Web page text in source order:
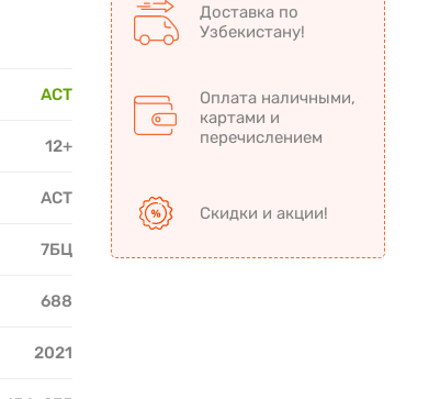
АСТ
12+
АСТ
7БЦ
688
2021
Доставка по
Узбекистану!
Оплата наличными,
картами и
перечислением
Скидки и акции!